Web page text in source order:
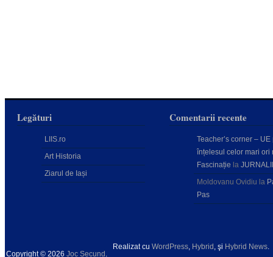
Legături
LIIS.ro
Art Historia
Ziarul de Iași
Comentarii recente
Teacher’s corner – UE
înțelesul celor mari ori
Fascinație la
Moldovanu Ovidiu la
Pas
Copyright © 2026 Joc Secund .
Realizat cu WordPress, Hybrid , şi Hybrid News.